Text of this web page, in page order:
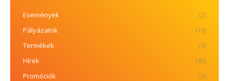
Események
(2)
Pályázatok
(10)
Termékek
(9)
Hírek
(40)
Promóciók
(1)